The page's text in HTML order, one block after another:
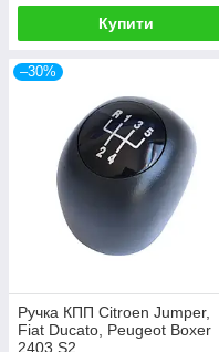
Купити
–30%
Ручка КПП Citroen Jumper,
Fiat Ducato, Peugeot Boxer
2403.S2